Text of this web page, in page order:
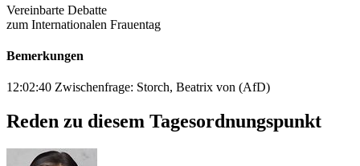
Vereinbarte Debatte
zum Internationalen Frauentag
Bemerkungen
12:02:40 Zwischenfrage: Storch, Beatrix von (AfD)
Reden zu diesem Tagesordnungspunkt